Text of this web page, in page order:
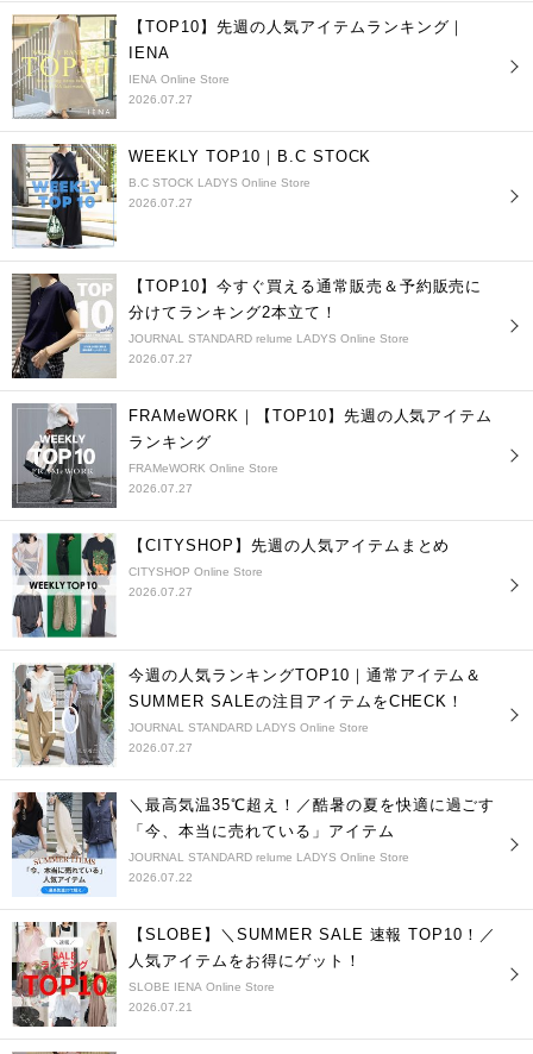
【TOP10】先週の人気アイテムランキング｜
IENA
IENA Online Store
2026.07.27
WEEKLY TOP10｜B.C STOCK
B.C STOCK LADYS Online Store
2026.07.27
【TOP10】今すぐ買える通常販売＆予約販売に
分けてランキング2本立て！
JOURNAL STANDARD relume LADYS Online Store
2026.07.27
FRAMeWORK｜【TOP10】先週の人気アイテム
ランキング
FRAMeWORK Online Store
2026.07.27
【CITYSHOP】先週の人気アイテムまとめ
CITYSHOP Online Store
2026.07.27
今週の人気ランキングTOP10｜通常アイテム＆
SUMMER SALEの注目アイテムをCHECK！
JOURNAL STANDARD LADYS Online Store
2026.07.27
＼最高気温35℃超え！／酷暑の夏を快適に過ごす
「今、本当に売れている」アイテム
JOURNAL STANDARD relume LADYS Online Store
2026.07.22
【SLOBE】＼SUMMER SALE 速報 TOP10！／
人気アイテムをお得にゲット！
SLOBE IENA Online Store
2026.07.21